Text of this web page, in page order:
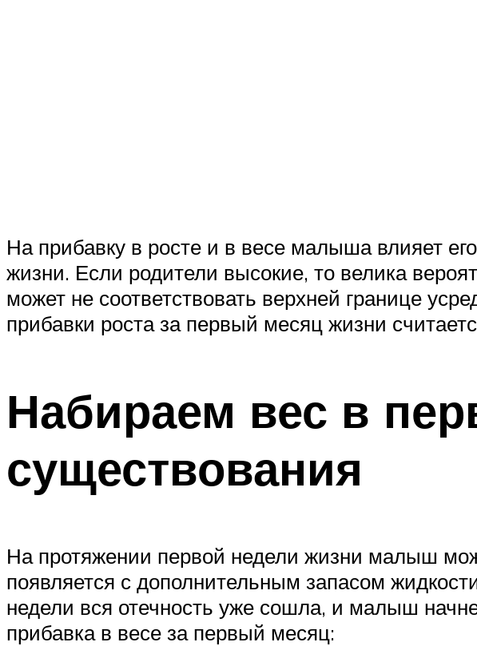
На прибавку в росте и в весе малыша влияет
жизни. Если родители высокие, то велика
может не соответствовать верхней границе
прибавки роста за первый месяц жизни
Набираем вес в
существования
На протяжении первой недели жизни малыш
появляется с дополнительным запасом
недели вся отечность уже сошла, и малыш
прибавка в весе за первый месяц: